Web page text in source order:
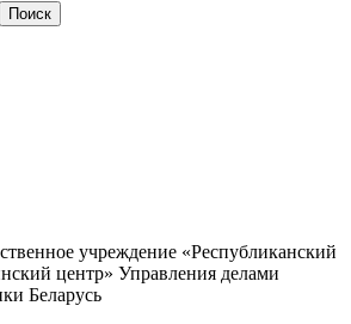
учреждение «Республиканский
центр» Управления делами
Беларусь